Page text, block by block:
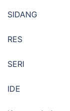
SIDANG
RES
SERI
IDE